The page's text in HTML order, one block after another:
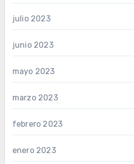
julio 2023
junio 2023
mayo 2023
marzo 2023
febrero 2023
enero 2023